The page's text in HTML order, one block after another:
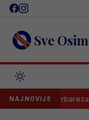
Skip
content Sve
NAJNOVIJE
kod Barbareza,